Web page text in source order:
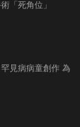
「死角位」
見病病童創作 為